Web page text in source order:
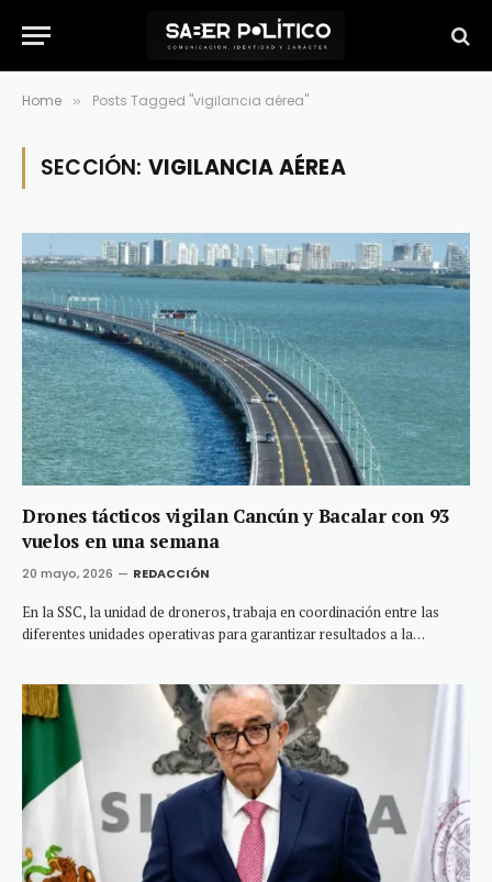
Home » Posts Tagged "vigilancia aérea"
SECCIÓN: VIGILANCIA AÉREA
Drones tácticos vigilan Cancún y Bacalar con 93
vuelos en una semana
20 mayo, 2026 REDACCIÓN
En la SSC, la unidad de droneros, trabaja en coordinación entre las
diferentes unidades operativas para garantizar resultados a la…